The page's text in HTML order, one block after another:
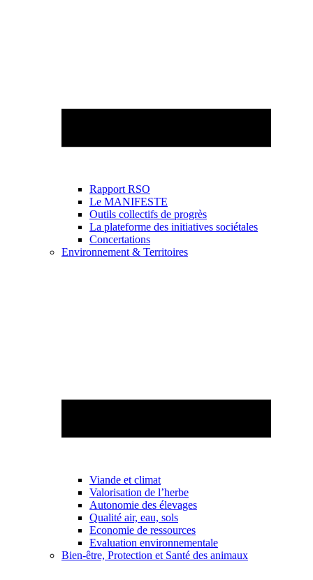
Rapport RSO
Le MANIFESTE
Outils collectifs de progrès
La plateforme des initiatives sociétales
Concertations
Environnement & Territoires
Viande et climat
Valorisation de l’herbe
Autonomie des élevages
Qualité air, eau, sols
Economie de ressources
Evaluation environnementale
Bien-être, Protection et Santé des animaux